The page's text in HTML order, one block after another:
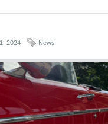
2024 News